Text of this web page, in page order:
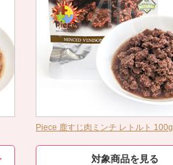
Piece 鹿すじ肉ミンチ レトルト 100g
対象商品を見る